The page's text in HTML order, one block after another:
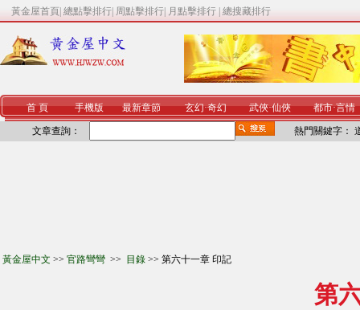
黃金屋首頁 總點擊排行 周點擊排行 月點擊排行 總搜藏排行
首 頁 手機版 最新章節 玄幻·奇幻 武俠·仙俠 都市·言情
文章查詢： 熱門關鍵字：
黃金屋中文 >> 官路彎彎 >> 目錄 >> 第六十一章 印記
第